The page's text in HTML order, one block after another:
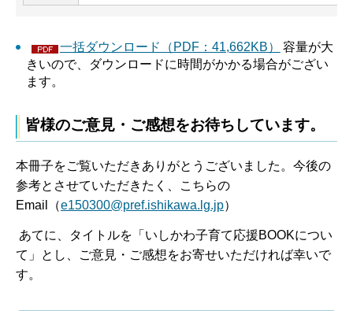
一括ダウンロード（PDF：41,662KB）
容量が大
きいので、ダウンロードに時間がかかる場合がござい
ます。
皆様のご意見・ご感想をお待ちしています。
本冊子をご覧いただきありがとうございました。今後の
参考とさせていただきたく、こちらの
Email（e150300@pref.ishikawa.lg.jp）
あてに、タイトルを「いしかわ子育て応援BOOKについ
て」とし、ご意見・ご感想をお寄せいただければ幸いで
す。